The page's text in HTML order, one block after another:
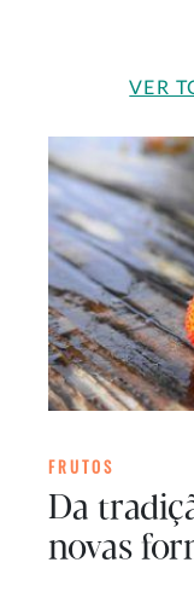
VER
FRUTOS
Da
novas